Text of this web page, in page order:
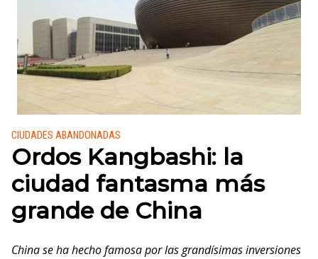
Publicado en:
CIUDADES ABANDONADAS
Ordos Kangbashi: la
ciudad fantasma más
grande de China
China se ha hecho famosa por las grandísimas inversiones